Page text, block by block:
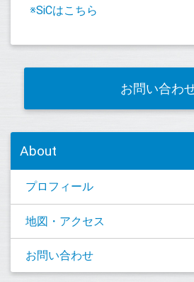
※SiCはこちら
お問い合わ
About
プロフィール
地図・アクセス
お問い合わせ